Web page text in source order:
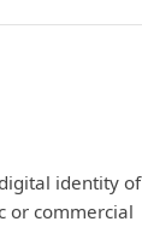
identity of
or commercial